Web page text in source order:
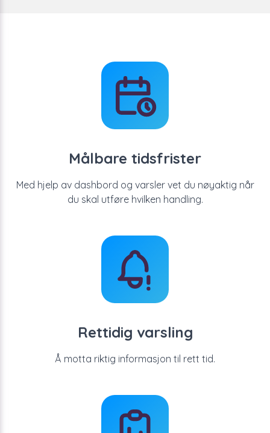
Målbare tidsfrister
Med hjelp av dashbord og varsler vet du nøyaktig når
du skal utføre hvilken handling.
Rettidig varsling
Å motta riktig informasjon til rett tid.